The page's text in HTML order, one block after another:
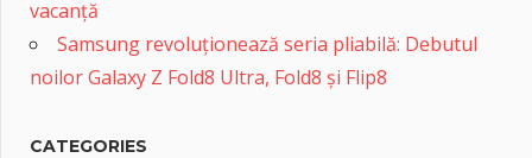
vacanță
Samsung revoluționează seria pliabilă: Debutul
noilor Galaxy Z Fold8 Ultra, Fold8 și Flip8
CATEGORIES